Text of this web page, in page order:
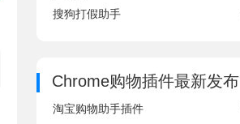
搜狗打假助手
Chrome购物插件最新发布
淘宝购物助手插件